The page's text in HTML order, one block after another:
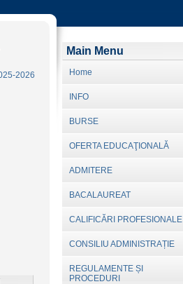
Main Menu
Home
INFO
BURSE
OFERTA EDUCAŢIONALĂ
ADMITERE
BACALAUREAT
CALIFICĂRI PROFESIONALE
CONSILIU ADMINISTRAȚIE
REGULAMENTE ȘI
PROCEDURI